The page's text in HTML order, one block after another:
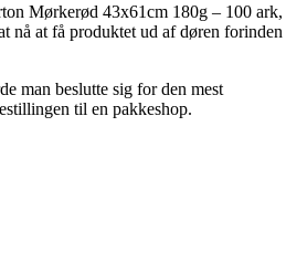
Mørkerød 43x61cm 180g – 100 ark,
nå at få produktet ud af døren forinden
man beslutte sig for den mest
til en pakkeshop.